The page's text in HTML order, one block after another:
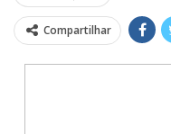
Compartilhar